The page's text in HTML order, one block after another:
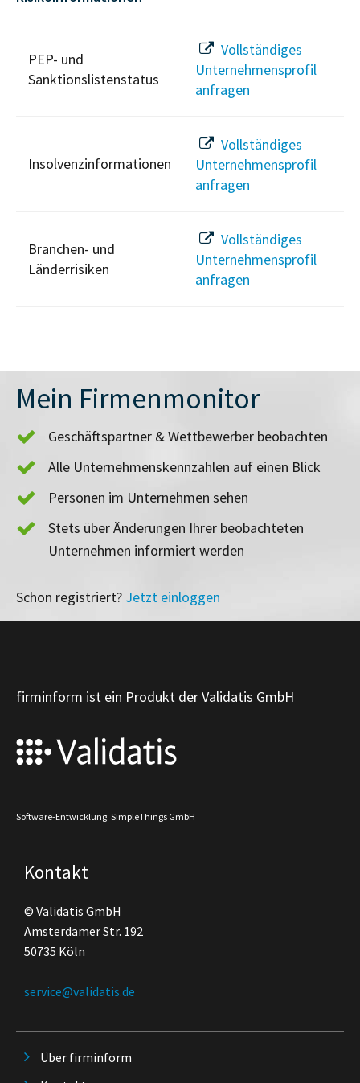
PEP- und
Sanktionslistenstatus
Vollständiges
Unternehmensprofil
anfragen
Insolvenzinformationen
Vollständiges
Unternehmensprofil
anfragen
Branchen- und
Länderrisiken
Vollständiges
Unternehmensprofil
anfragen
Mein Firmenmonitor
Geschäftspartner & Wettbewerber beobachten
Alle Unternehmenskennzahlen auf einen Blick
Personen im Unternehmen sehen
Stets über Änderungen Ihrer beobachteten
Unternehmen informiert werden
Schon registriert? Jetzt einloggen
firminform ist ein Produkt der Validatis GmbH
Software-Entwicklung: SimpleThings GmbH
Kontakt
© Validatis GmbH
Amsterdamer Str. 192
50735 Köln
service@validatis.de
Über firminform